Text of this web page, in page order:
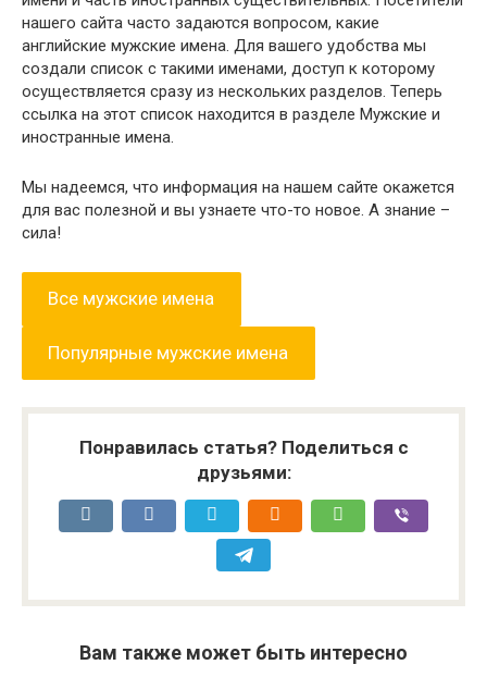
нашего сайта часто задаются вопросом, какие
английские мужские имена. Для вашего удобства мы
создали список с такими именами, доступ к которому
осуществляется сразу из нескольких разделов. Теперь
ссылка на этот список находится в разделе Мужские и
иностранные имена.
Мы надеемся, что информация на нашем сайте окажется
для вас полезной и вы узнаете что-то новое. А знание –
сила!
Все мужские имена
Популярные мужские имена
Понравилась статья? Поделиться с
друзьями:
Вам также может быть интересно